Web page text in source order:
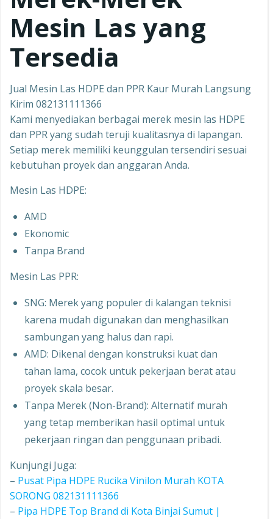
Mesin Las yang
Tersedia
Jual Mesin Las HDPE dan PPR Kaur Murah Langsung
Kirim 082131111366
Kami menyediakan berbagai merek mesin las HDPE
dan PPR yang sudah teruji kualitasnya di lapangan.
Setiap merek memiliki keunggulan tersendiri sesuai
kebutuhan proyek dan anggaran Anda.
Mesin Las HDPE:
AMD
Ekonomic
Tanpa Brand
Mesin Las PPR:
SNG: Merek yang populer di kalangan teknisi
karena mudah digunakan dan menghasilkan
sambungan yang halus dan rapi.
AMD: Dikenal dengan konstruksi kuat dan
tahan lama, cocok untuk pekerjaan berat atau
proyek skala besar.
Tanpa Merek (Non-Brand): Alternatif murah
yang tetap memberikan hasil optimal untuk
pekerjaan ringan dan penggunaan pribadi.
Kunjungi Juga:
– Pusat Pipa HDPE Rucika Vinilon Murah KOTA
SORONG 082131111366
– Pipa HDPE Top Brand di Kota Binjai Sumut |